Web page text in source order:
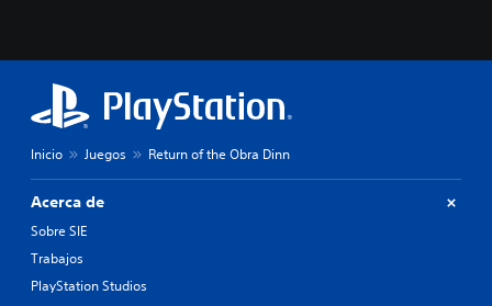
Inicio Juegos Return of the Obra Dinn
Acerca de
Sobre SIE
Trabajos
PlayStation Studios